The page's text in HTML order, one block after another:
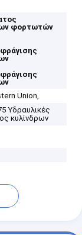
φορτωτών
Union,
Υδραυλικές
κυλίνδρων